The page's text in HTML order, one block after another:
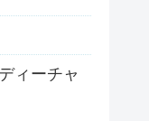
ィーチャ